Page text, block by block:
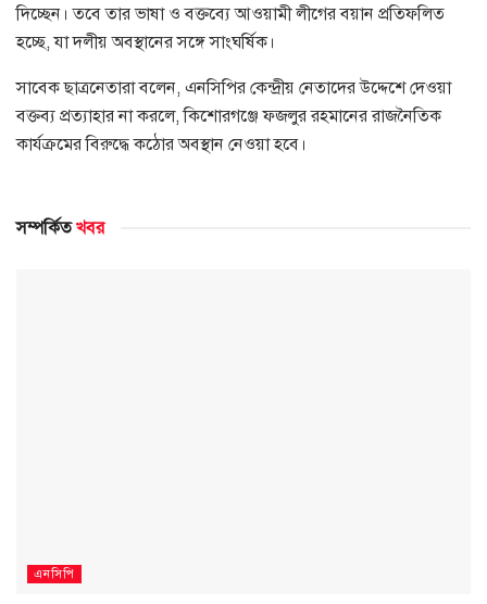
দিচ্ছেন। তবে তার ভাষা ও বক্তব্যে আওয়ামী লীগের বয়ান প্রতিফলিত
হচ্ছে, যা দলীয় অবস্থানের সঙ্গে সাংঘর্ষিক।
সাবেক ছাত্রনেতারা বলেন, এনসিপির কেন্দ্রীয় নেতাদের উদ্দেশে দেওয়া
বক্তব্য প্রত্যাহার না করলে, কিশোরগঞ্জে ফজলুর রহমানের রাজনৈতিক
কার্যক্রমের বিরুদ্ধে কঠোর অবস্থান নেওয়া হবে।
সম্পর্কিতখবর
এনসিপি